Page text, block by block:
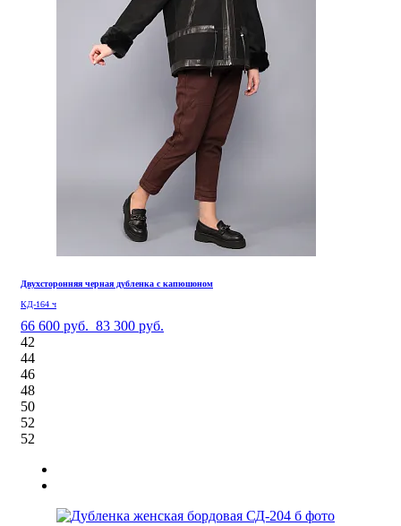
Двухсторонняя черная дубленка с капюшоном
КД-164 ч
66 600 руб. 83 300 руб.
42
44
46
48
50
52
52